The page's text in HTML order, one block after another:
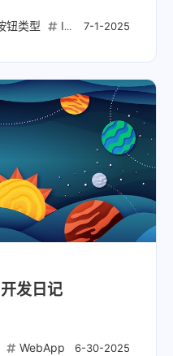
7-1-2025
钮类型 InlineKeyboard
发日记
6-30-2025
WebApp